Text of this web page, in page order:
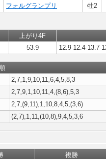
フォルグランプリ 牡2
上がり4F
53.9 12.9-12.4-13.7-
2,7,1,9,10,11,6,4,5,8,3
2,7,9,1,10,11,4,(8,6),5,3
2,7,(9,11),1,10,8,4,5,(3,6)
(2,7),1,11,(10,8),9,4,5,3,6
複勝